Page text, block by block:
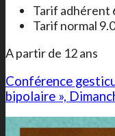
Tarif adhérent
Tarif normal
A partir de 12 ans
Conférence
bipolaire »,